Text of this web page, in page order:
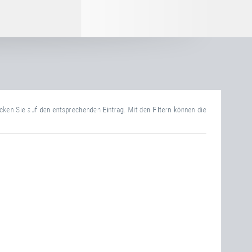
Sie auf den entsprechenden Eintrag. Mit den Filtern können die